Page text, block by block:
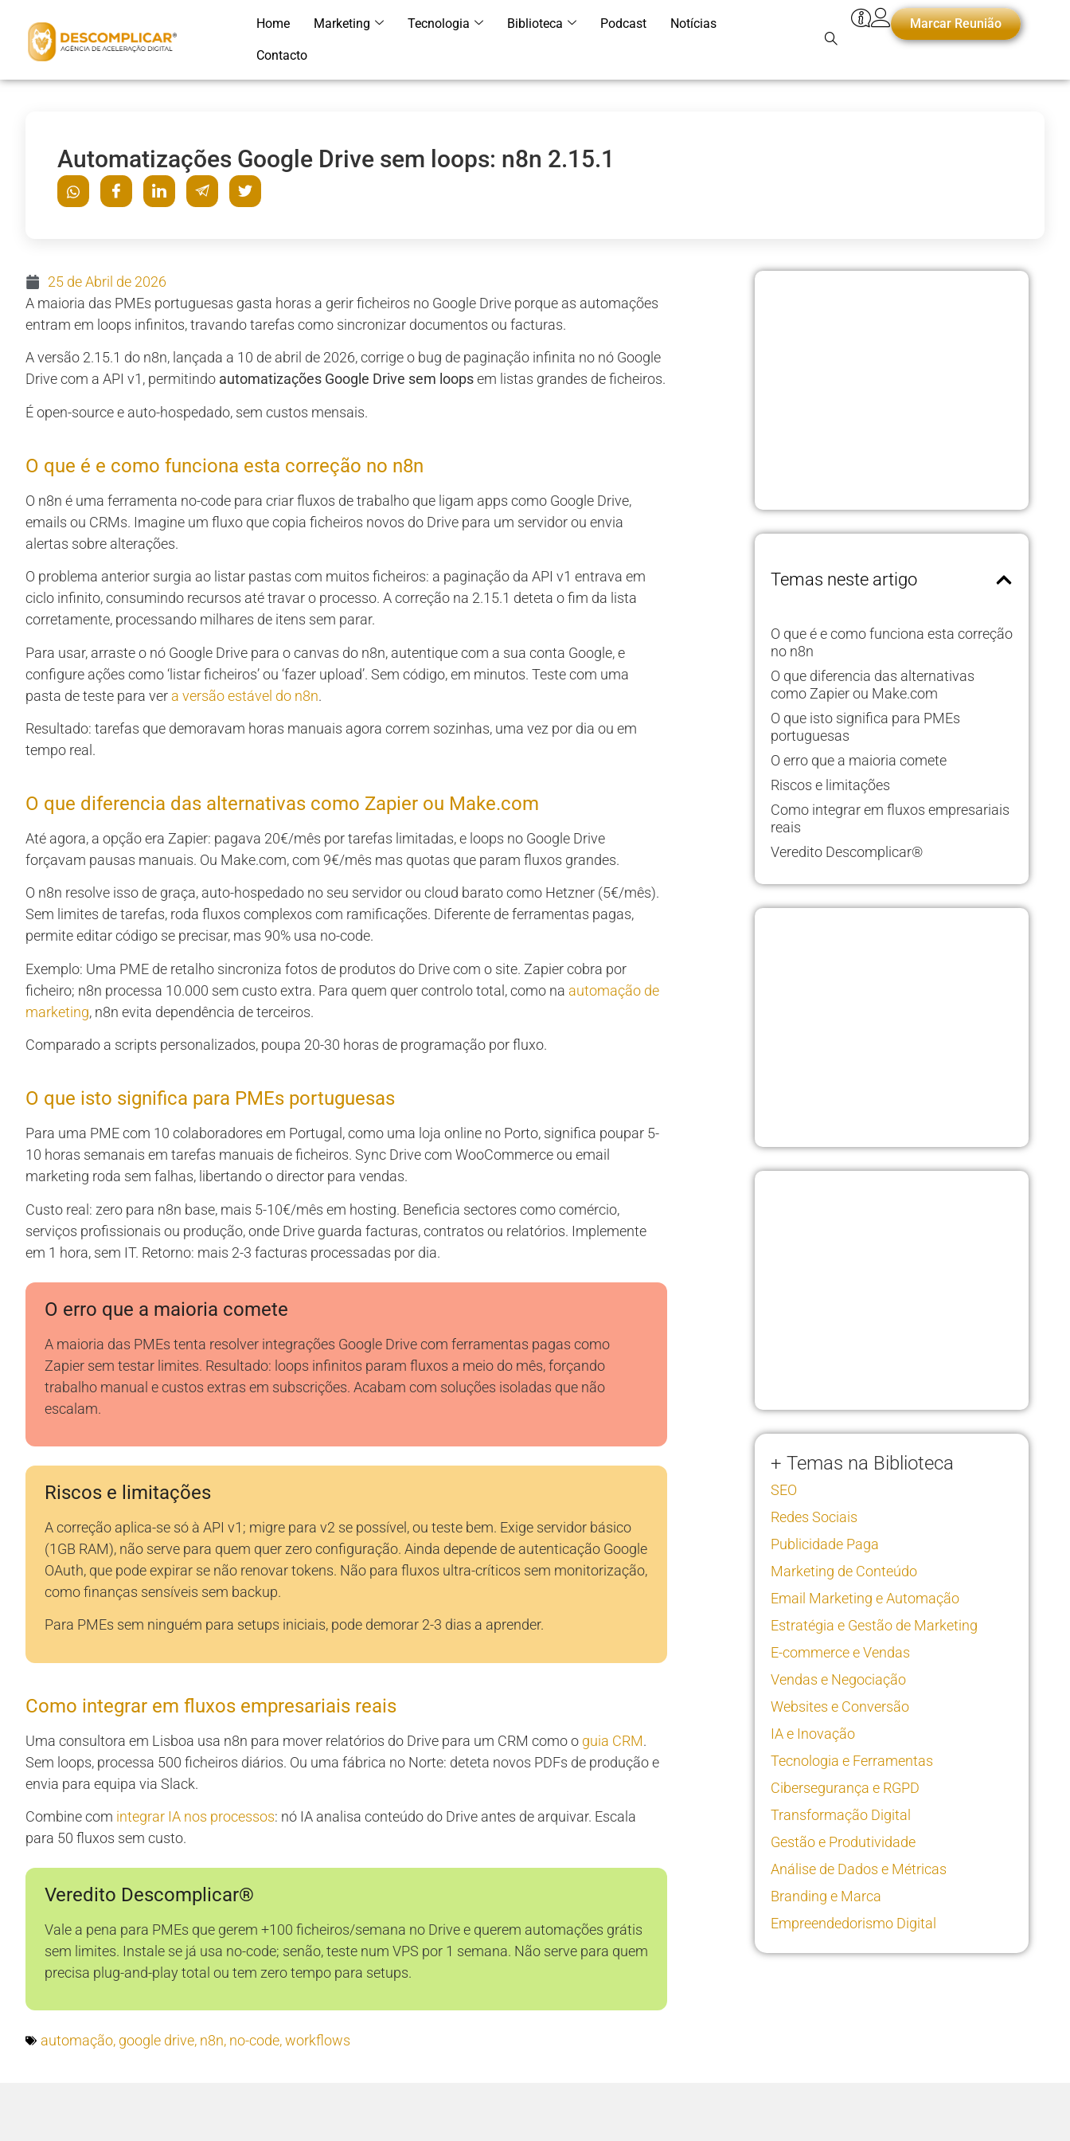
Home Marketing Tecnologia Biblioteca Podcast Notícias
Contacto
Marcar Reunião
Automatizações Google Drive sem loops: n8n 2.15.1
25 de Abril de 2026
A maioria das PMEs portuguesas gasta horas a gerir ficheiros no Google Drive porque as automações
entram em loops infinitos, travando tarefas como sincronizar documentos ou facturas.
A versão 2.15.1 do n8n, lançada a 10 de abril de 2026, corrige o bug de paginação infinita no nó Google
Drive com a API v1, permitindo automatizações Google Drive sem loopsem listas grandes de ficheiros.
É open-source e auto-hospedado, sem custos mensais.
O que é e como funciona esta correção no n8n
O n8n é uma ferramenta no-code para criar fluxos de trabalho que ligam apps como Google Drive,
emails ou CRMs. Imagine um fluxo que copia ficheiros novos do Drive para um servidor ou envia
alertas sobre alterações.
O problema anterior surgia ao listar pastas com muitos ficheiros: a paginação da API v1 entrava em
ciclo infinito, consumindo recursos até travar o processo. A correção na 2.15.1 deteta o fim da lista
corretamente, processando milhares de itens sem parar.
Para usar, arraste o nó Google Drive para o canvas do n8n, autentique com a sua conta Google, e
configure ações como ‘listar ficheiros’ ou ‘fazer upload’. Sem código, em minutos. Teste com uma
pasta de teste para ver a versão estável do n8n.
Resultado: tarefas que demoravam horas manuais agora correm sozinhas, uma vez por dia ou em
tempo real.
O que diferencia das alternativas como Zapier ou Make.com
Até agora, a opção era Zapier: pagava 20€/mês por tarefas limitadas, e loops no Google Drive
forçavam pausas manuais. Ou Make.com, com 9€/mês mas quotas que param fluxos grandes.
O n8n resolve isso de graça, auto-hospedado no seu servidor ou cloud barato como Hetzner (5€/mês).
Sem limites de tarefas, roda fluxos complexos com ramificações. Diferente de ferramentas pagas,
permite editar código se precisar, mas 90% usa no-code.
Exemplo: Uma PME de retalho sincroniza fotos de produtos do Drive com o site. Zapier cobra por
ficheiro; n8n processa 10.000 sem custo extra. Para quem quer controlo total, como na automação de
marketing, n8n evita dependência de terceiros.
Comparado a scripts personalizados, poupa 20-30 horas de programação por fluxo.
O que isto significa para PMEs portuguesas
Para uma PME com 10 colaboradores em Portugal, como uma loja online no Porto, significa poupar 5-
10 horas semanais em tarefas manuais de ficheiros. Sync Drive com WooCommerce ou email
marketing roda sem falhas, libertando o director para vendas.
Custo real: zero para n8n base, mais 5-10€/mês em hosting. Beneficia sectores como comércio,
serviços profissionais ou produção, onde Drive guarda facturas, contratos ou relatórios. Implemente
em 1 hora, sem IT. Retorno: mais 2-3 facturas processadas por dia.
O erro que a maioria comete
A maioria das PMEs tenta resolver integrações Google Drive com ferramentas pagas como
Zapier sem testar limites. Resultado: loops infinitos param fluxos a meio do mês, forçando
trabalho manual e custos extras em subscrições. Acabam com soluções isoladas que não
escalam.
Riscos e limitações
A correção aplica-se só à API v1; migre para v2 se possível, ou teste bem. Exige servidor básico
(1GB RAM), não serve para quem quer zero configuração. Ainda depende de autenticação Google
OAuth, que pode expirar se não renovar tokens. Não para fluxos ultra-críticos sem monitorização,
como finanças sensíveis sem backup.
Para PMEs sem ninguém para setups iniciais, pode demorar 2-3 dias a aprender.
Como integrar em fluxos empresariais reais
Uma consultora em Lisboa usa n8n para mover relatórios do Drive para um CRM como o guia CRM.
Sem loops, processa 500 ficheiros diários. Ou uma fábrica no Norte: deteta novos PDFs de produção e
envia para equipa via Slack.
Combine com integrar IA nos processos: nó IA analisa conteúdo do Drive antes de arquivar. Escala
para 50 fluxos sem custo.
Veredito Descomplicar®
Vale a pena para PMEs que gerem +100 ficheiros/semana no Drive e querem automações grátis
sem limites. Instale se já usa no-code; senão, teste num VPS por 1 semana. Não serve para quem
precisa plug-and-play total ou tem zero tempo para setups.
automação, google drive, n8n, no-code,workflows
Temas neste artigo
O que é e como funciona esta correção
no n8n
O que diferencia das alternativas
como Zapier ou Make.com
O que isto significa para PMEs
portuguesas
O erro que a maioria comete
Riscos e limitações
Como integrar em fluxos empresariais
reais
Veredito Descomplicar®
+ Temas na Biblioteca
SEO
Redes Sociais
Publicidade Paga
Marketing de Conteúdo
Email Marketing e Automação
Estratégia e Gestão de Marketing
E-commerce e Vendas
Vendas e Negociação
Websites e Conversão
IA e Inovação
Tecnologia e Ferramentas
Cibersegurança e RGPD
Transformação Digital
Gestão e Produtividade
Análise de Dados e Métricas
Branding e Marca
Empreendedorismo Digital